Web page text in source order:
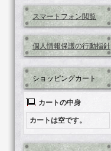
スマートフォン閲覧
個人情報保護の行動指針
ショッピングカート
カートの中身
カートは空です。